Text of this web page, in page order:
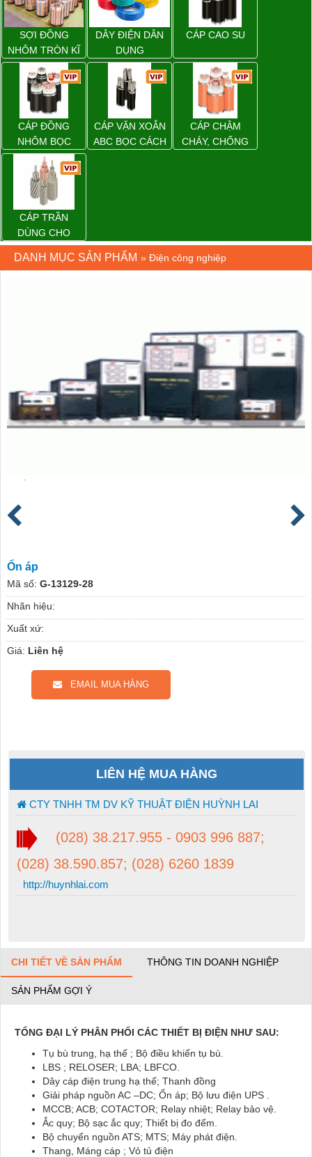
SỢI ĐỒNG
NHÔM TRÒN KĨ
THUẬT ĐIỆN
DÂY ĐIỆN DÂN
DỤNG
CÁP CAO SU
CÁP ĐỒNG
NHÔM BỌC
CÁP VẶN XOẮN
ABC BỌC CÁCH
CÁP CHẬM
CHÁY, CHỐNG
CÁP TRẦN
DÙNG CHO
ĐƯỜNG DÂY
TẢI ĐIỆN TRÊN
DANH MỤC SẢN PHẨM » Điện công nghiệp
Ổn áp
Mã số: G-13129-28
Nhãn hiệu:
Xuất xứ:
Giá: Liên hệ
EMAIL MUA HÀNG
LIÊN HỆ MUA HÀNG
CTY TNHH TM DV KỸ THUẬT ĐIỆN HUỲNH LAI
(028) 38.217.955 - 0903 996 887;
(028) 38.590.857; (028) 6260 1839
http://huynhlai.com
CHI TIẾT VỀ SẢN PHẨM THÔNG TIN DOANH NGHIỆP
SẢN PHẨM GỢI Ý
TỔNG ĐẠI LÝ PHÂN PHỐI CÁC THIẾT BỊ ĐIỆN NHƯ SAU:
Tụ bù trung, hạ thế ; Bộ điều khiển tụ bù.
LBS ; RELOSER; LBA; LBFCO.
Dây cáp điện trung hạ thế; Thanh đồng
Giải pháp nguồn AC –DC; Ổn áp; Bộ lưu điện UPS .
MCCB; ACB; COTACTOR; Relay nhiệt; Relay bảo vệ.
Ắc quy; Bộ sạc ắc quy; Thiết bị đo đếm.
Bộ chuyển nguồn ATS; MTS; Máy phát điện.
Thang, Máng cáp ; Vỏ tủ điện